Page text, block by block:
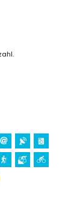
der Villa)
und